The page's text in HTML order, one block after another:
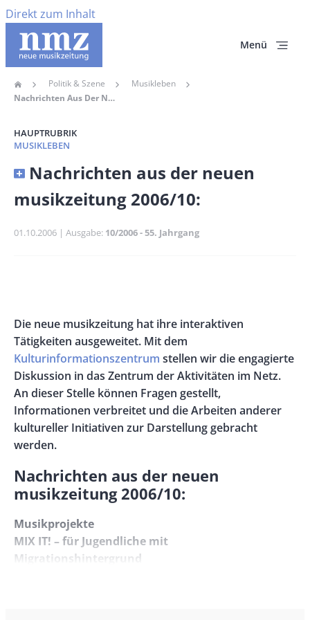
Direkt zum Inhalt
Menü
Pfadnavigation
Home Politik & Szene
Musikleben
Nachrichten Aus Der Neuen Musikzeitung 2006/10:
HAUPTRUBRIK
MUSIKLEBEN
Banner
Size
Nachrichten aus der neuen
musikzeitung 2006/10:
Publikationsdatum
01.10.2006 Ausgabe 10/2006 - 55. Jahrgang
Rectangle
Right
Body
Die neue musikzeitung hat ihre interaktiven
Tätigkeiten ausgeweitet. Mit dem
Kulturinformationszentrum stellen wir die engagierte
Diskussion in das Zentrum der Aktivitäten im Netz.
An dieser Stelle können Fragen gestellt,
Informationen verbreitet und die Arbeiten anderer
kultureller Initiativen zur Darstellung gebracht
werden.
Nachrichten aus der neuen
musikzeitung 2006/10:
Musikprojekte
MIX IT! – für Jugendliche mit
Migrationshintergrund